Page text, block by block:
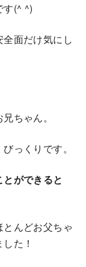
す(^ ^)
面だけ気にし
ちゃん。
っくりです。
ができると
んどお父ちゃ
た！